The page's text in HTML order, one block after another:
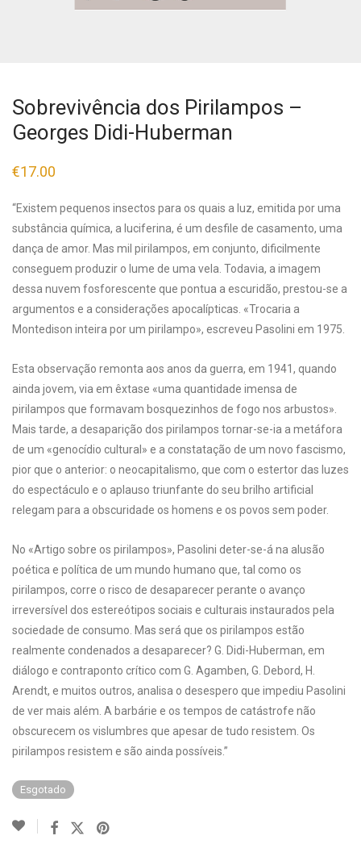
Sobrevivência dos Pirilampos –
Georges Didi-Huberman
€17.00
“Existem pequenos insectos para os quais a luz, emitida por uma
substância química, a luciferina, é um desfile de casamento, uma
dança de amor. Mas mil pirilampos, em conjunto, dificilmente
conseguem produzir o lume de uma vela. Todavia, a imagem
dessa nuvem fosforescente que pontua a escuridão, prestou-se a
argumentos e a considerações apocalípticas. «Trocaria a
Montedison inteira por um pirilampo», escreveu Pasolini em 1975.
Esta observação remonta aos anos da guerra, em 1941, quando
ainda jovem, via em êxtase «uma quantidade imensa de
pirilampos que formavam bosquezinhos de fogo nos arbustos».
Mais tarde, a desaparição dos pirilampos tornar-se-ia a metáfora
de um «genocídio cultural» e a constatação de um novo fascismo,
pior que o anterior: o neocapitalismo, que com o estertor das luzes
do espectáculo e o aplauso triunfante do seu brilho artificial
relegam para a obscuridade os homens e os povos sem poder.
No «Artigo sobre os pirilampos», Pasolini deter-se-á na alusão
poética e política de um mundo humano que, tal como os
pirilampos, corre o risco de desaparecer perante o avanço
irreversível dos estereótipos sociais e culturais instaurados pela
sociedade de consumo. Mas será que os pirilampos estão
realmente condenados a desaparecer? G. Didi-Huberman, em
diálogo e contraponto crítico com G. Agamben, G. Debord, H.
Arendt, e muitos outros, analisa o desespero que impediu Pasolini
de ver mais além. A barbárie e os tempos de catástrofe não
obscurecem os vislumbres que apesar de tudo resistem. Os
pirilampos resistem e são ainda possíveis.”
Esgotado